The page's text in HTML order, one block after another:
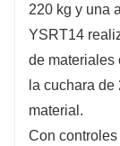
220 kg y una
YSRT14
de materiales
la cuchara de
material.
Con